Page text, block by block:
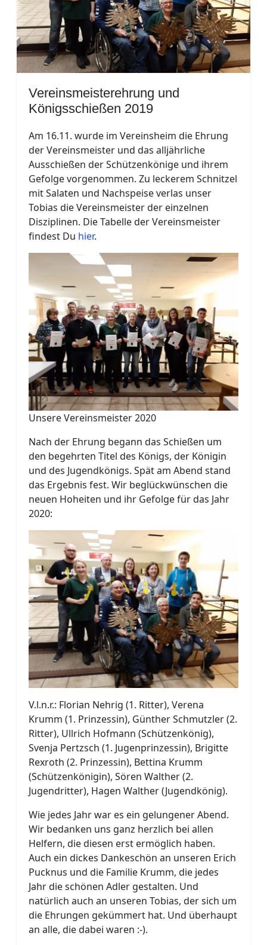
Vereinsmeisterehrung und
Königsschießen 2019
Am 16.11. wurde im Vereinsheim die Ehrung
der Vereinsmeister und das alljährliche
Ausschießen der Schützenkönige und ihrem
Gefolge vorgenommen. Zu leckerem Schnitzel
mit Salaten und Nachspeise verlas unser
Tobias die Vereinsmeister der einzelnen
Disziplinen. Die Tabelle der Vereinsmeister
findest Du hier.
Unsere Vereinsmeister 2020
Nach der Ehrung begann das Schießen um
den begehrten Titel des Königs, der Königin
und des Jugendkönigs. Spät am Abend stand
das Ergebnis fest. Wir beglückwünschen die
neuen Hoheiten und ihr Gefolge für das Jahr
2020:
V.l.n.r.: Florian Nehrig (1. Ritter), Verena
Krumm (1. Prinzessin), Günther Schmutzler (2.
Ritter), Ullrich Hofmann (Schützenkönig),
Svenja Pertzsch (1. Jugenprinzessin), Brigitte
Rexroth (2. Prinzessin), Bettina Krumm
(Schützenkönigin), Sören Walther (2.
Jugendritter), Hagen Walther (Jugendkönig).
Wie jedes Jahr war es ein gelungener Abend.
Wir bedanken uns ganz herzlich bei allen
Helfern, die diesen erst ermöglich haben.
Auch ein dickes Dankeschön an unseren Erich
Pucknus und die Familie Krumm, die jedes
Jahr die schönen Adler gestalten. Und
natürlich auch an unseren Tobias, der sich um
die Ehrungen gekümmert hat. Und überhaupt
an alle, die dabei waren :-).